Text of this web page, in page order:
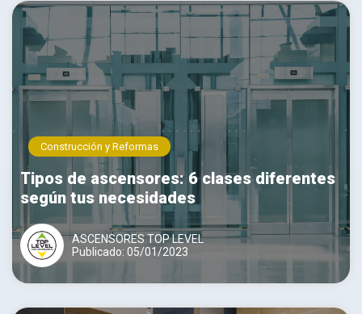
Construcción y Reformas
Tipos de ascensores: 6 clases diferentes
según tus necesidades
ASCENSORES TOP LEVEL
Publicado: 05/01/2023